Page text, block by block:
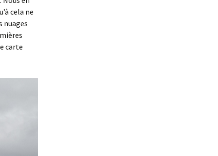
cela ne
nuages
carte